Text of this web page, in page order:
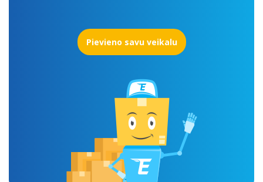
Pievieno savu veikalu